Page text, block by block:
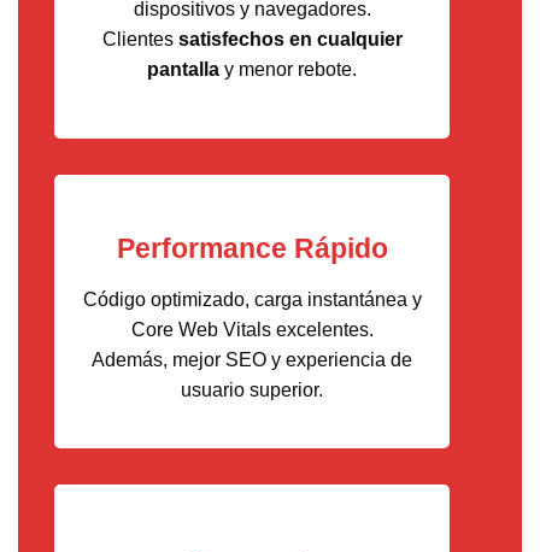
dispositivos y navegadores.
Clientes satisfechos en cualquier
pantalla y menor rebote.
Performance Rápido
Código optimizado, carga instantánea y
Core Web Vitals excelentes.
Además, mejor SEO y experiencia de
usuario superior.